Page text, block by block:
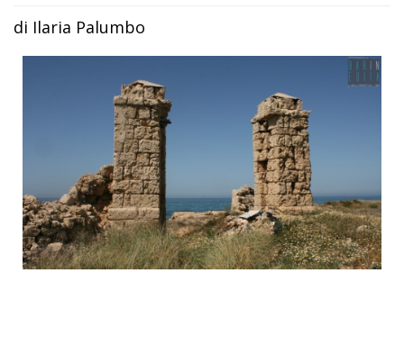
di Ilaria Palumbo